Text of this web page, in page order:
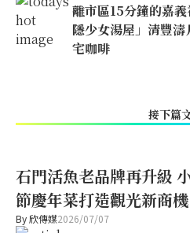
離市區15分鐘的嘉
隱少女湯屋」清豐
宅咖啡
接下篇
石門活魚老品牌再升級
節慶年菜打造觀光新商機
By欣傳媒2026/07/07